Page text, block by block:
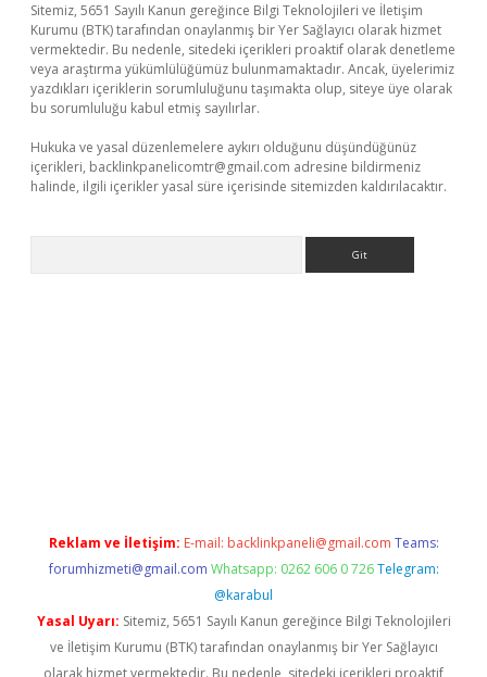
Sitemiz, 5651 Sayılı Kanun gereğince Bilgi Teknolojileri ve İletişim
Kurumu (BTK) tarafından onaylanmış bir Yer Sağlayıcı olarak hizmet
vermektedir. Bu nedenle, sitedeki içerikleri proaktif olarak denetleme
veya araştırma yükümlülüğümüz bulunmamaktadır. Ancak, üyelerimiz
yazdıkları içeriklerin sorumluluğunu taşımakta olup, siteye üye olarak
bu sorumluluğu kabul etmiş sayılırlar.
Hukuka ve yasal düzenlemelere aykırı olduğunu düşündüğünüz
içerikleri, backlinkpanelicomtr@gmail.com adresine bildirmeniz
halinde, ilgili içerikler yasal süre içerisinde sitemizden kaldırılacaktır.
Reklam ve İletişim: E-mail: backlinkpaneli@gmail.com Teams:
forumhizmeti@gmail.com Whatsapp: 0262 606 0 726 Telegram:
@karabul
Yasal Uyarı: Sitemiz, 5651 Sayılı Kanun gereğince Bilgi Teknolojileri
ve İletişim Kurumu (BTK) tarafından onaylanmış bir Yer Sağlayıcı
olarak hizmet vermektedir. Bu nedenle, sitedeki içerikleri proaktif